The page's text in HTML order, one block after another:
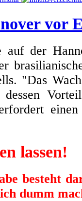
vor
auf der
"Das
lassen!
besteht
dumm